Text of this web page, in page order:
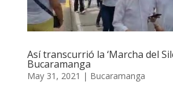
Así transcurrió la ‘Marcha del
Bucaramanga
May 31, 2021 | Bucaramanga